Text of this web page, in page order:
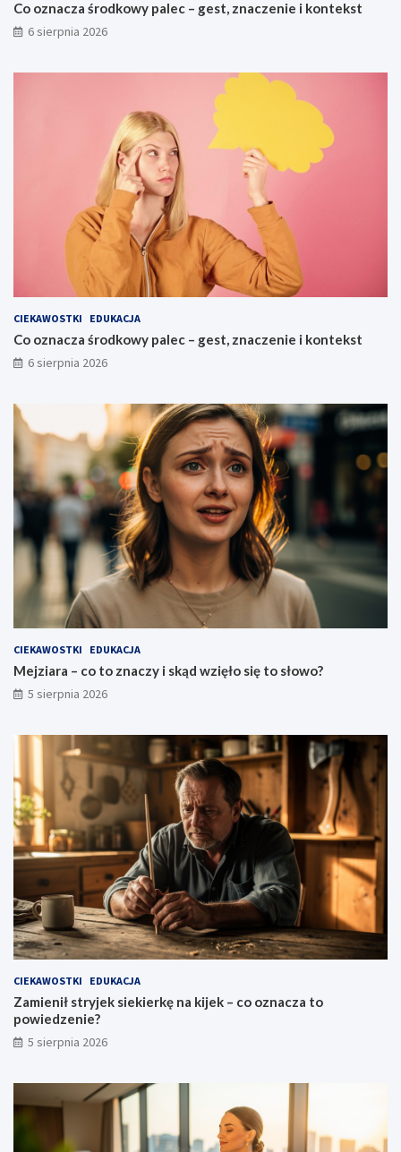
Co oznacza środkowy palec – gest, znaczenie i kontekst
6 sierpnia 2026
CIEKAWOSTKI EDUKACJA
Co oznacza środkowy palec – gest, znaczenie i kontekst
6 sierpnia 2026
CIEKAWOSTKI EDUKACJA
Mejziara – co to znaczy i skąd wzięło się to słowo?
5 sierpnia 2026
CIEKAWOSTKI EDUKACJA
Zamienił stryjek siekierkę na kijek – co oznacza to
powiedzenie?
5 sierpnia 2026